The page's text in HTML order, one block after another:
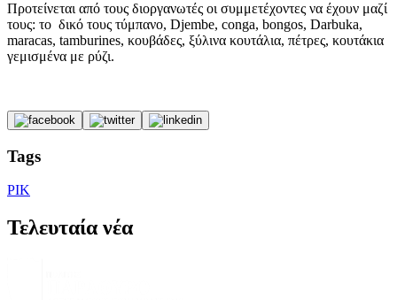
Προτείνεται από τους διοργανωτές οι συμμετέχοντες να έχουν μαζί
τους: το δικό τους τύμπανο, Djembe, conga, bongos, Darbuka,
maracas, tamburines, κουβάδες, ξύλινα κουτάλια, πέτρες, κουτάκια
γεμισμένα με ρύζι.
Tags
ΡΙΚ
Τελευταία νέα